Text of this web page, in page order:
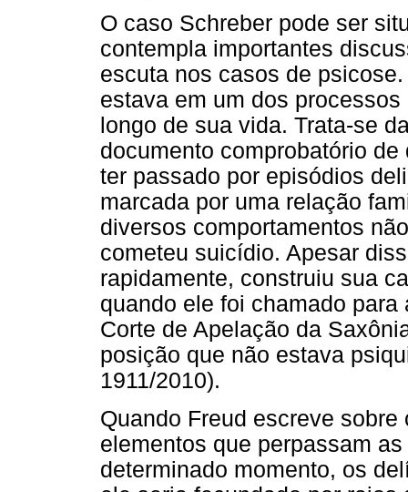
O caso Schreber pode ser
contempla importantes
escuta nos casos de
estava em um dos
longo de sua vida. Trata-se
documento comprobatório
ter passado por episódios
marcada por uma relação
diversos comportamentos
cometeu suicídio. Apesar
rapidamente, construiu sua
quando ele foi chamado
Corte de Apelação da
posição que não estava
1911/2010).
Quando Freud escreve
elementos que perpassam
determinado momento, os